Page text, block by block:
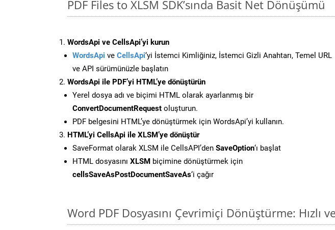
PDF Files to XLSM SDK’sında Basit Net Dönüşümü
WordsApi ve CellsApi’yi kurun
WordsApi ve CellsApi‘yi İstemci Kimliğiniz, İstemci Gizli Anahtarı, Temel URL
ve API sürümünüzle başlatın
WordsApi ile PDF’yi HTML’ye dönüştürün
Yerel dosya adı ve biçimi HTML olarak ayarlanmış bir
ConvertDocumentRequest oluşturun.
PDF belgesini HTML’ye dönüştürmek için WordsApi’yi kullanın.
HTML’yi CellsApi ile XLSM’ye dönüştür
SaveFormat olarak XLSM ile CellsAPI’den SaveOption‘ı başlat
HTML dosyasını XLSM biçimine dönüştürmek için
cellsSaveAsPostDocumentSaveAs‘i çağır
Word PDF Dosyasını Çevrimiçi Dönüştürme: Hızlı